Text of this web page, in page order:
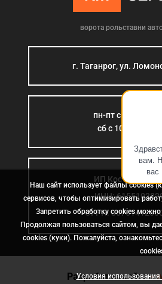
вам.
вас
ворота рольставни
г. Таганрог, ул.
пн-пт с 9:00 до
сб с 10:00 до
ИП Костромина
ИНН:
ОГРН:
Разработка сайта-
Наш сайт использует файлы cookies
сервисов, чтобы оптимизировать
Запретить обработку cookies
Продолжая пользоваться сайтом, вы
cookies (куки). Пожалуйста,
Условия использования